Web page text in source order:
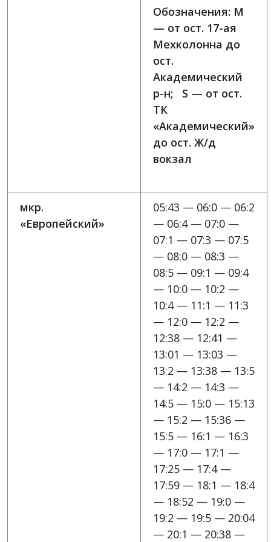
Обозначения: M
— от ост. 17-ая
Мехколонна до
ост.
Академический
р-н; S — от ост.
ТК
«Академический»
до ост. Ж/д
вокзал
мкр.
«Европейский»
05:43 — 06:0 — 06:2
— 06:4 — 07:0 —
07:1 — 07:3 — 07:5
— 08:0 — 08:3 —
08:5 — 09:1 — 09:4
— 10:0 — 10:2 —
10:4 — 11:1 — 11:3
— 12:0 — 12:2 —
12:38 — 12:41 —
13:01 — 13:03 —
13:2 — 13:38 — 13:5
— 14:2 — 14:3 —
14:5 — 15:0 — 15:13
— 15:2 — 15:36 —
15:5 — 16:1 — 16:3
— 17:0 — 17:1 —
17:25 — 17:4 —
17:59 — 18:1 — 18:4
— 18:52 — 19:0 —
19:2 — 19:5 — 20:04
— 20:1 — 20:38 —